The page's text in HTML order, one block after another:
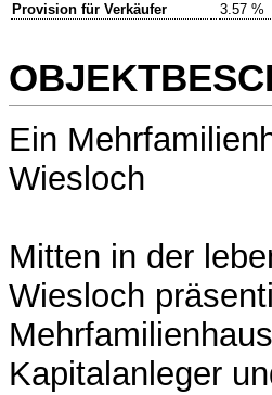
Provision für Verkäufer
3.57 %
Ein
Wiesloch
Mitten in der
Wiesloch
Kapitalanleger